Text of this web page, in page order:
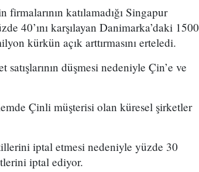
firmalarının katılamadığı Singapur
40’ını karşılayan Danimarka’daki 1500
kürkün açık arttırmasını erteledi.
düşmesi nedeniyle Çin’e ve
Çinli müşterisi olan küresel şirketler
iptal etmesi nedeniyle yüzde 30
iptal ediyor.